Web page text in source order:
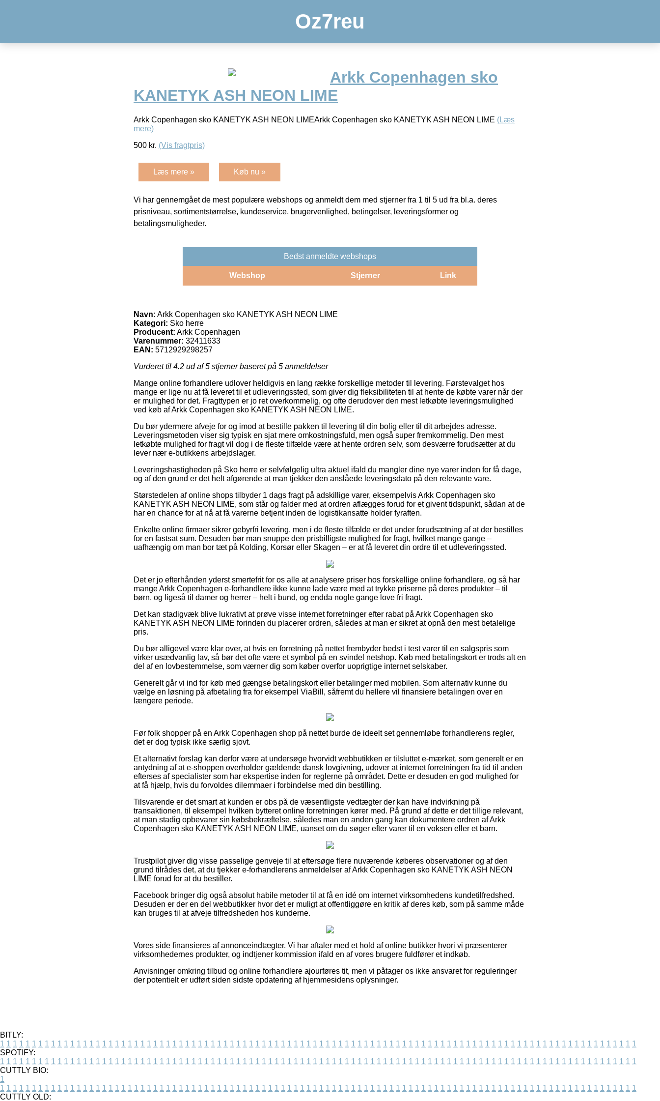
Oz7reu
Arkk Copenhagen sko
KANETYK ASH NEON LIME
Arkk Copenhagen sko KANETYK ASH NEON LIMEArkk Copenhagen sko KANETYK ASH NEON LIME (Læs
mere)
500 kr. (Vis fragtpris)
Læs mere » Køb nu »
Vi har gennemgået de mest populære webshops og anmeldt dem med stjerner fra 1 til 5 ud fra bl.a. deres
prisniveau, sortimentstørrelse, kundeservice, brugervenlighed, betingelser, leveringsformer og
betalingsmuligheder.
Bedst anmeldte webshops
Webshop Stjerner Link
Navn: Arkk Copenhagen sko KANETYK ASH NEON LIME
Kategori: Sko herre
Producent: Arkk Copenhagen
Varenummer: 32411633
EAN: 5712929298257
Vurderet til 4.2 ud af 5 stjerner baseret på 5 anmeldelser
Mange online forhandlere udlover heldigvis en lang række forskellige metoder til levering. Førstevalget hos
mange er lige nu at få leveret til et udleveringssted, som giver dig fleksibiliteten til at hente de købte varer når der
er mulighed for det. Fragttypen er jo ret overkommelig, og ofte derudover den mest letkøbte leveringsmulighed
ved køb af Arkk Copenhagen sko KANETYK ASH NEON LIME.
Du bør ydermere afveje for og imod at bestille pakken til levering til din bolig eller til dit arbejdes adresse.
Leveringsmetoden viser sig typisk en sjat mere omkostningsfuld, men også super fremkommelig. Den mest
letkøbte mulighed for fragt vil dog i de fleste tilfælde være at hente ordren selv, som desværre forudsætter at du
lever nær e-butikkens arbejdslager.
Leveringshastigheden på Sko herre er selvfølgelig ultra aktuel ifald du mangler dine nye varer inden for få dage,
og af den grund er det helt afgørende at man tjekker den anslåede leveringsdato på den relevante vare.
Størstedelen af online shops tilbyder 1 dags fragt på adskillige varer, eksempelvis Arkk Copenhagen sko
KANETYK ASH NEON LIME, som står og falder med at ordren aflægges forud for et givent tidspunkt, sådan at de
har en chance for at nå at få varerne betjent inden de logistikansatte holder fyraften.
Enkelte online firmaer sikrer gebyrfri levering, men i de fleste tilfælde er det under forudsætning af at der bestilles
for en fastsat sum. Desuden bør man snuppe den prisbilligste mulighed for fragt, hvilket mange gange –
uafhængig om man bor tæt på Kolding, Korsør eller Skagen – er at få leveret din ordre til et udleveringssted.
Det er jo efterhånden yderst smertefrit for os alle at analysere priser hos forskellige online forhandlere, og så har
mange Arkk Copenhagen e-forhandlere ikke kunne lade være med at trykke priserne på deres produkter – til
børn, og ligeså til damer og herrer – helt i bund, og endda nogle gange love fri fragt.
Det kan stadigvæk blive lukrativt at prøve visse internet forretninger efter rabat på Arkk Copenhagen sko
KANETYK ASH NEON LIME forinden du placerer ordren, således at man er sikret at opnå den mest betalelige
pris.
Du bør alligevel være klar over, at hvis en forretning på nettet frembyder bedst i test varer til en salgspris som
virker usædvanlig lav, så bør det ofte være et symbol på en svindel netshop. Køb med betalingskort er trods alt en
del af en lovbestemmelse, som værner dig som køber overfor uoprigtige internet selskaber.
Generelt går vi ind for køb med gængse betalingskort eller betalinger med mobilen. Som alternativ kunne du
vælge en løsning på afbetaling fra for eksempel ViaBill, såfremt du hellere vil finansiere betalingen over en
længere periode.
Før folk shopper på en Arkk Copenhagen shop på nettet burde de ideelt set gennemløbe forhandlerens regler,
det er dog typisk ikke særlig sjovt.
Et alternativt forslag kan derfor være at undersøge hvorvidt webbutikken er tilsluttet e-mærket, som generelt er en
antydning af at e-shoppen overholder gældende dansk lovgivning, udover at internet forretningen fra tid til anden
efterses af specialister som har ekspertise inden for reglerne på området. Dette er desuden en god mulighed for
at få hjælp, hvis du forvoldes dilemmaer i forbindelse med din bestilling.
Tilsvarende er det smart at kunden er obs på de væsentligste vedtægter der kan have indvirkning på
transaktionen, til eksempel hvilken bytteret online forretningen kører med. På grund af dette er det tillige relevant,
at man stadig opbevarer sin købsbekræftelse, således man en anden gang kan dokumentere ordren af Arkk
Copenhagen sko KANETYK ASH NEON LIME, uanset om du søger efter varer til en voksen eller et barn.
Trustpilot giver dig visse passelige genveje til at eftersøge flere nuværende køberes observationer og af den
grund tilrådes det, at du tjekker e-forhandlerens anmeldelser af Arkk Copenhagen sko KANETYK ASH NEON
LIME forud for at du bestiller.
Facebook bringer dig også absolut habile metoder til at få en idé om internet virksomhedens kundetilfredshed.
Desuden er der en del webbutikker hvor det er muligt at offentliggøre en kritik af deres køb, som på samme måde
kan bruges til at afveje tilfredsheden hos kunderne.
Vores side finansieres af annonceindtægter. Vi har aftaler med et hold af online butikker hvori vi præsenterer
virksomhedernes produkter, og indtjener kommission ifald en af vores brugere fuldfører et indkøb.
Anvisninger omkring tilbud og online forhandlere ajourføres tit, men vi påtager os ikke ansvaret for reguleringer
der potentielt er udført siden sidste opdatering af hjemmesidens oplysninger.
BITLY:
1 1 1 1 1 1 1 1 1 1 1 1 1 1 1 1 1 1 1 1 1 1 1 1 1 1 1 1 1 1 1 1 1 1 1 1 1 1 1 1 1 1 1 1 1 1 1 1 1 1 1 1 1 1 1 1 1 1 1 1 1 1 1 1 1 1 1 1 1 1 1 1 1 1 1 1 1 1 1 1 1 1 1 1 1 1 1 1 1 1 1 1 1 1 1 1 1 1 1 1
SPOTIFY:
1 1 1 1 1 1 1 1 1 1 1 1 1 1 1 1 1 1 1 1 1 1 1 1 1 1 1 1 1 1 1 1 1 1 1 1 1 1 1 1 1 1 1 1 1 1 1 1 1 1 1 1 1 1 1 1 1 1 1 1 1 1 1 1 1 1 1 1 1 1 1 1 1 1 1 1 1 1 1 1 1 1 1 1 1 1 1 1 1 1 1 1 1 1 1 1 1 1 1 1
CUTTLY BIO:
1
1 1 1 1 1 1 1 1 1 1 1 1 1 1 1 1 1 1 1 1 1 1 1 1 1 1 1 1 1 1 1 1 1 1 1 1 1 1 1 1 1 1 1 1 1 1 1 1 1 1 1 1 1 1 1 1 1 1 1 1 1 1 1 1 1 1 1 1 1 1 1 1 1 1 1 1 1 1 1 1 1 1 1 1 1 1 1 1 1 1 1 1 1 1 1 1 1 1 1 1
CUTTLY OLD: